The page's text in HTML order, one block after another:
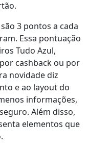
3 pontos a cada
Essa pontuação
Tudo Azul,
cashback ou por
novidade diz
e ao layout do
informações,
Além disso,
elementos que